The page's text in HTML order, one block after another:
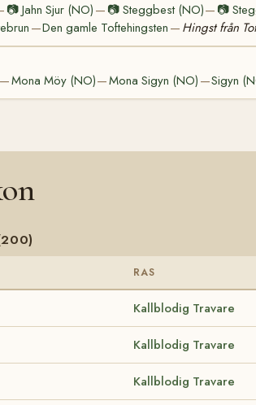
📷Jahn Sjur (NO) — 📷 Steggbest (NO)— 📷
—Den gamle Toftehingsten — Hingst från
—Mona Möy (NO)—Mona Sigyn (NO) —Sigyn
RAS
Kallblodig Travare
Kallblodig Travare
Kallblodig Travare